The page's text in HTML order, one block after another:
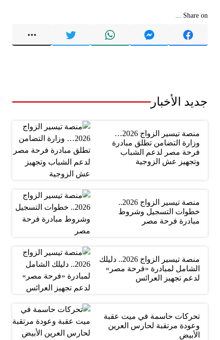
Share on ...
جديد الأخبار
منصة تيسير الزواج 2026…
وزارة التضامن تطلق مبادرة
فرحة مصر لدعم الشباب
وتجهيز عش الزوجية
منصة تيسير الزواج 2026..
خطوات التسجيل وشروط
مبادرة فرحة مصر
منصة تيسير الزواج 2026.. دليلك
الشامل لمبادرة «فرحة مصر»
لدعم تجهيز العرائس
تحركات حاسمة في ميت عقبة
وعودة مرتقبة لحارس العرين
الأبيض